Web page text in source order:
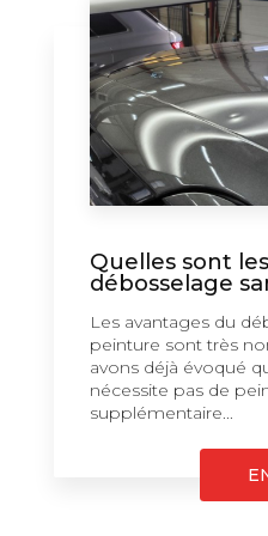
Quelles sont
débosselage
Les avantages du
peinture sont très
avons déjà évoqué
nécessite pas de
supplémentaire...